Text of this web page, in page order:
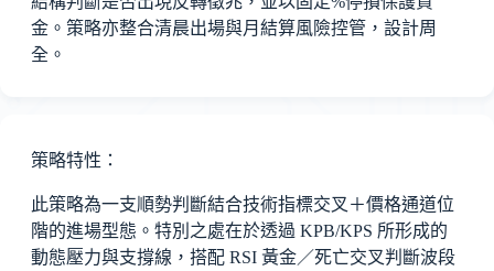
金。策略亦整合清晨出場與月結算風險控管，設計周
全。
策略特性：
此策略為一支順勢判斷結合技術指標交叉＋價格通道位
階的進場型態。特別之處在於透過 KPB/KPS 所形成的
動態壓力與支撐線，搭配 RSI 黃金／死亡交叉判斷波段